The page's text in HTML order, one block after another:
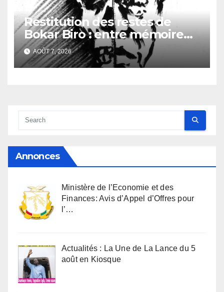
Restitution des restes de
Bokar Biro : entre mémoire
familiale et regard
anthropologique
AOÛT 7, 2026
Annonces
Ministère de l’Economie et des
Finances: Avis d’Appel d’Offres pour
l’…
Actualités : La Une de La Lance du 5
août en Kiosque